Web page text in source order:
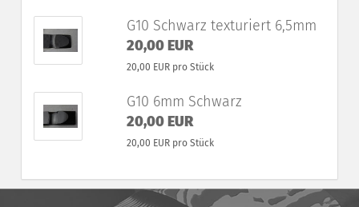
G10 Schwarz texturiert 6,5mm
20,00 EUR
20,00 EUR pro Stück
G10 6mm Schwarz
20,00 EUR
20,00 EUR pro Stück